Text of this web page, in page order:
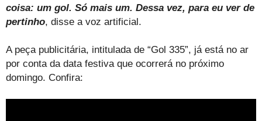
coisa: um gol. Só mais um. Dessa vez, para eu ver de
pertinho, disse a voz artificial.
A peça publicitária, intitulada de “Gol 335”, já está no ar
por conta da data festiva que ocorrerá no próximo
domingo. Confira: